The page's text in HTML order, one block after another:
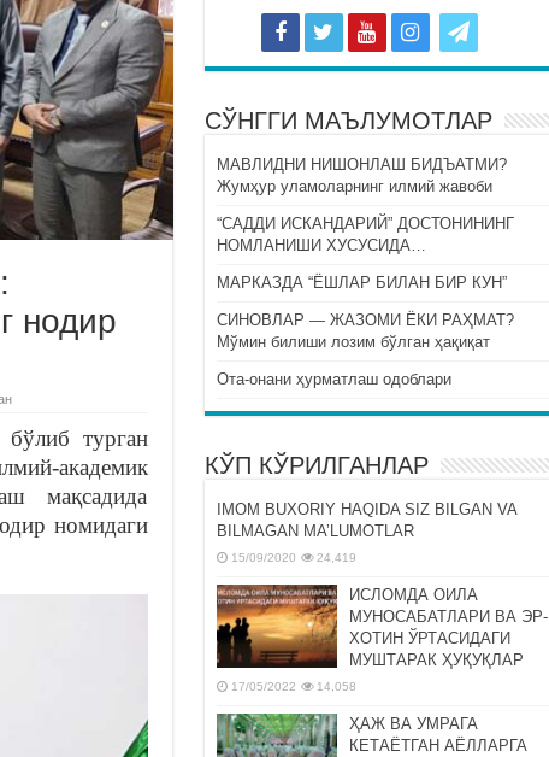
нодир
турган
академик
мақсадида
номидаги
СЎНГГИ МАЪЛУМОТЛАР
МАВЛИДНИ НИШОНЛАШ БИДЪАТМИ?
Жумҳур уламоларнинг илмий жавоби
“САДДИ ИСКАНДАРИЙ” ДОСТОНИНИНГ
НОМЛАНИШИ ХУСУСИДА…
МАРКАЗДА “ЁШЛАР БИЛАН БИР КУН”
СИНОВЛАР — ЖАЗОМИ ЁКИ РАҲМАТ?
Мўмин билиши лозим бўлган ҳақиқат
Ота-онани ҳурматлаш одоблари
КЎП КЎРИЛГАНЛАР
IMOM BUXORIY HAQIDA SIZ BILGAN VA
BILMAGAN MA’LUMOTLAR
15/09/2020 24,419
ИСЛОМДА ОИЛА
МУНОСАБАТЛАРИ ВА ЭР-
ХОТИН ЎРТАСИДАГИ
МУШТАРАК ҲУҚУҚЛАР
17/05/2022 14,058
ҲАЖ ВА УМРАГА
КЕТАЁТГАН АЁЛЛАРГА